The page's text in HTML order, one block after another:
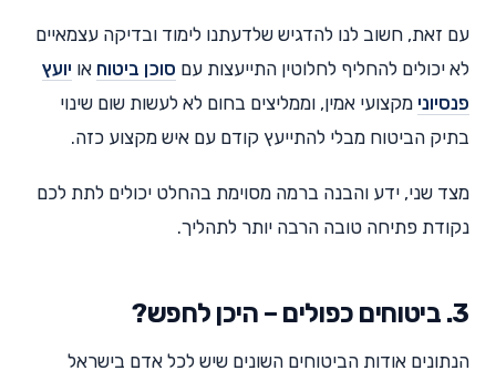
עם זאת, חשוב לנו להדגיש שלדעתנו לימוד ובדיקה עצמאיים
לא יכולים להחליף לחלוטין התייעצות עם סוכן ביטוח או יועץ
פנסיוני מקצועי אמין, וממליצים בחום לא לעשות שום שינוי
בתיק הביטוח מבלי להתייעץ קודם עם איש מקצוע כזה.
מצד שני, ידע והבנה ברמה מסוימת בהחלט יכולים לתת לכם
נקודת פתיחה טובה הרבה יותר לתהליך.
3. ביטוחים כפולים – היכן לחפש?
הנתונים אודות הביטוחים השונים שיש לכל אדם בישראל